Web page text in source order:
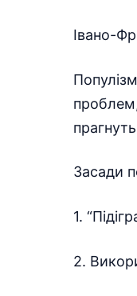
Івано-
проблем,
Засади
1.
2.